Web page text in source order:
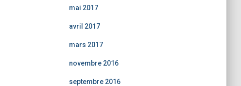
mai 2017
avril 2017
mars 2017
novembre 2016
septembre 2016